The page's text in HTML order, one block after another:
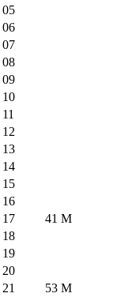
05
06
07
08
09
10
11
12
13
14
15
16
17
41 M
18
19
20
21
53 M